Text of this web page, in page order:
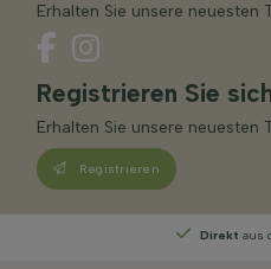
Erhalten Sie unsere neuesten
Registrieren Sie
Erhalten Sie unsere neuesten
Registrieren
aus der Gärtnerei